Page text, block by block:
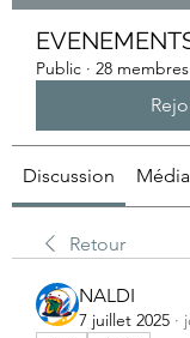
Public · 28 membres
Discussion
Retour
NALDI
7 juillet 2025 ·